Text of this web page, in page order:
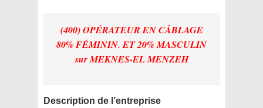
(400) OPÉRATEUR EN CÂBLAGE
80% FÉMININ. ET 20% MASCULIN
sur MEKNES-EL MENZEH
Description de l’entreprise